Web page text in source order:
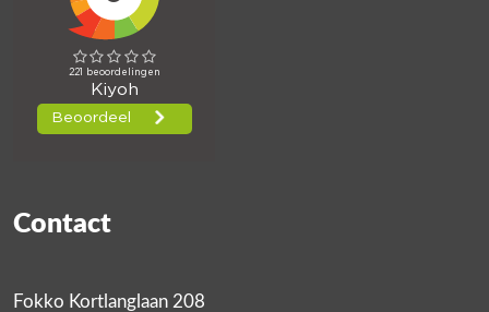
Contact
Fokko Kortlanglaan 208